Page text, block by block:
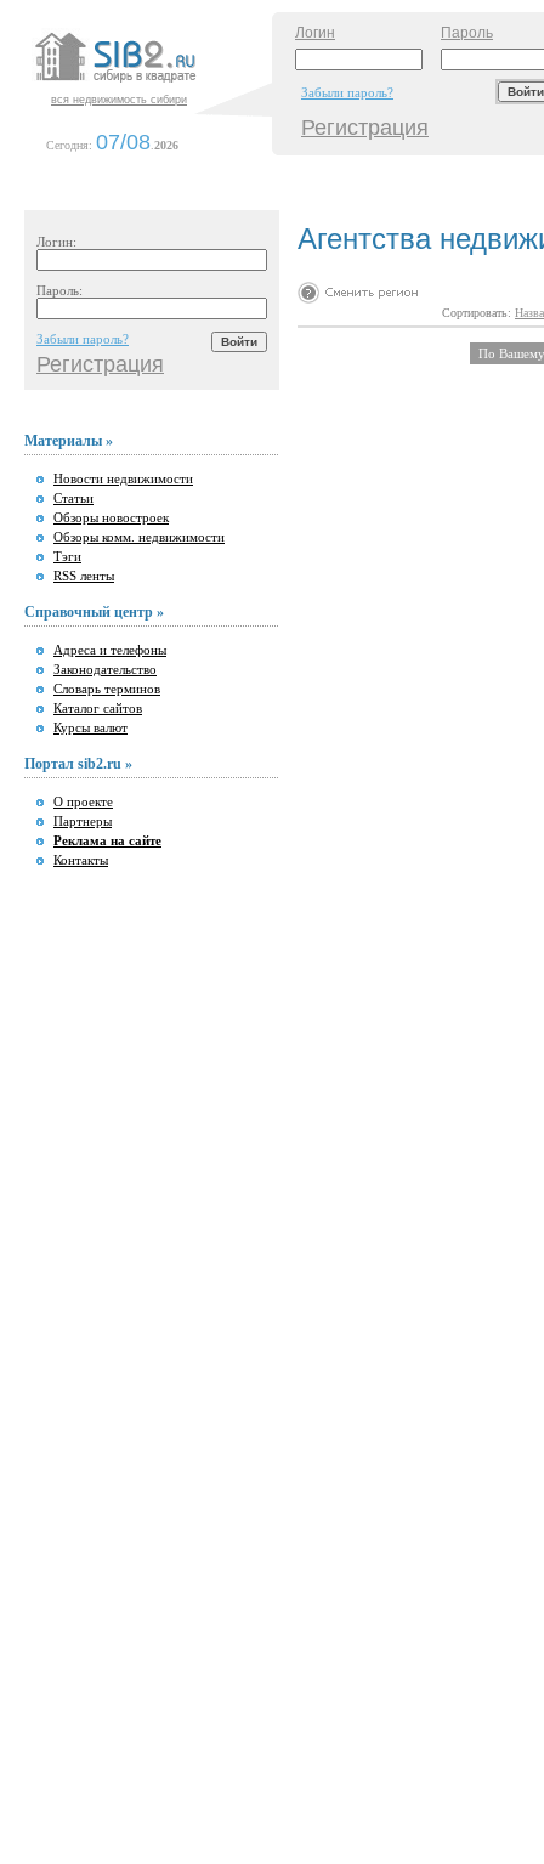
вся недвижимость сибири
Сегодня: 07/08 2026
Логин Пароль
Забыли пароль?
Регистрация
Логин:
Пароль:
Забыли пароль?
Регистрация
Материалы »
Новости недвижимости
Статьи
Обзоры новостроек
Обзоры комм. недвижимости
Тэги
RSS ленты
Справочный центр »
Адреса и телефоны
Законодательство
Словарь терминов
Каталог сайтов
Курсы валют
Портал sib2.ru »
О проекте
Партнеры
Реклама на сайте
Контакты
Агентства
Сортировать:
По Вашему